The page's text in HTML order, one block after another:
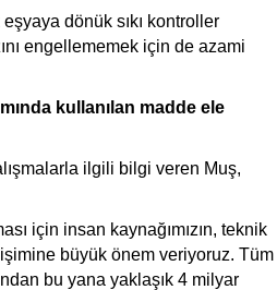
dönük sıkı kontroller
engellememek için de azami
kullanılan madde ele
ilgili bilgi veren Muş,
için insan kaynağımızın, teknik
büyük önem veriyoruz. Tüm
bu yana yaklaşık 4 milyar